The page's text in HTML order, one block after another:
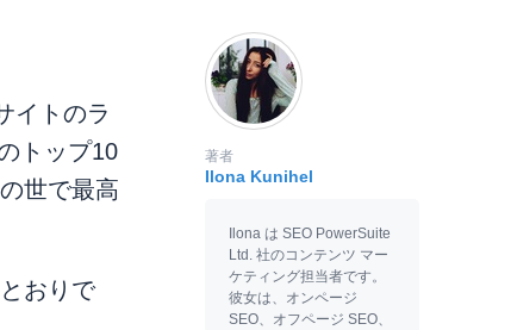
著者
Ilona Kunihel
Ilona は SEO PowerSuite
Ltd. 社のコンテンツ マー
ケティング担当者です。
彼女は、オンページ
SEO、オフページ SEO、
イトのラ
トップ10
世で最高
おりで